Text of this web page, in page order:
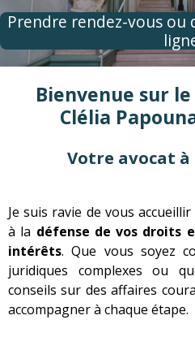
Prendre rendez-vous ou
Bienvenue sur
Clélia
Votre avocat
Je suis ravie de vous
à la défense de vos droits
intérêts. Que vous soyez
juridiques complexes ou
conseils sur des affaires
accompagner à chaque étape.